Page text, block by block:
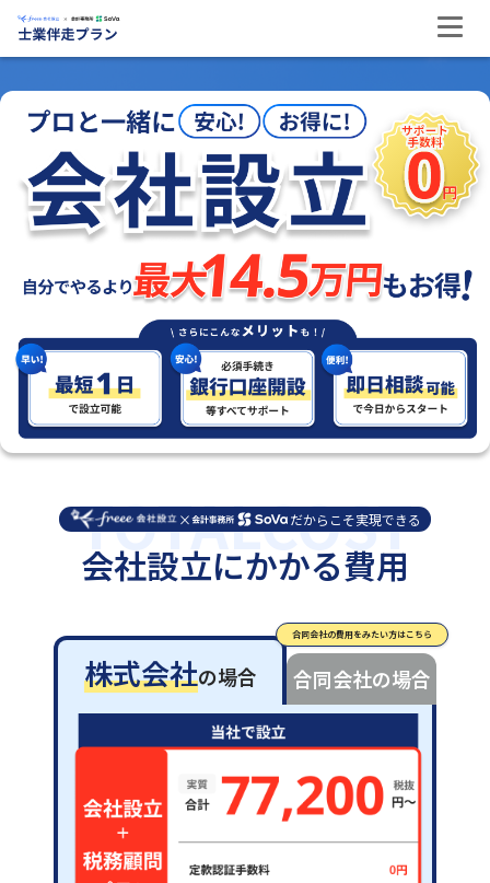
× だからこそ実現できる
会社設立にかかる費用
TOTALCOST
株式会社の場合
合同会社の費用をみたい方はこちら
合同会社の場合